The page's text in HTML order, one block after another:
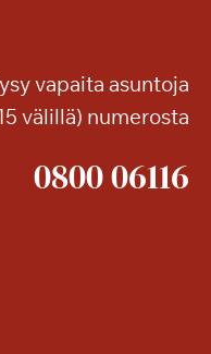
vapaita asuntoja
välillä) numerosta
0800 06116